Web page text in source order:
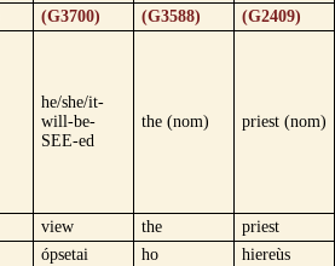
(G3700) (G3588) (G2409)
he/she/it-
will-be-
SEE-ed
the (nom) priest (nom)
view the
priest
ópsetai ho
hiereùs